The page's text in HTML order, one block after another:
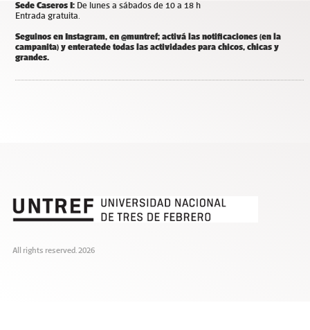
Sede Caseros I: De lunes a sábados de 10 a 18 h
Entrada gratuita.
Seguinos en Instagram, en @muntref; activá las notificaciones (en la
campanita) y enteratede todas las actividades para chicos, chicas y
grandes.
All rights reserved. 2026